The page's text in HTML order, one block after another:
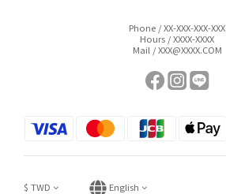
Phone / XX-XXX-XXX-XXX
Hours / XXXX-XXXX
Mail / XXX@XXXX.COM
$ TWD English